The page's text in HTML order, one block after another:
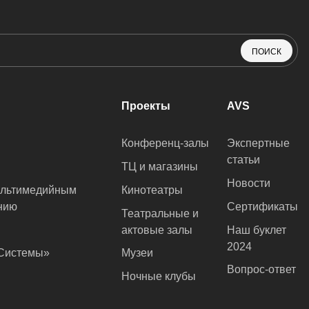
ПОИСК
Проекты
Конференц-залы
ТЦ и магазины
Кинотеатры
Театральные и
актовые залы
Музеи
Ночные клубы
AVS
Экспертные
статьи
Новости
Сертификаты
Наш буклет
2024
Вопрос-ответ